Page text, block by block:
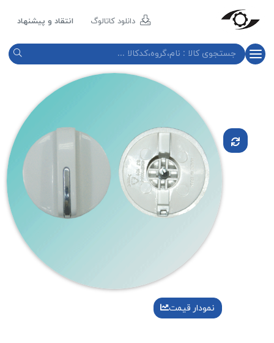
دانلود کاتالوگ انتقاد و پیشنهاد
نمودار قیمت